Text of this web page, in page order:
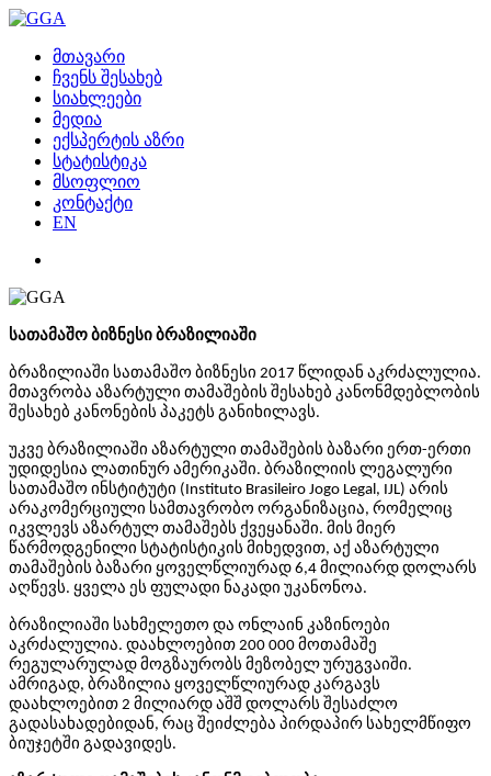
მთავარი
ჩვენს შესახებ
სიახლეები
მედია
ექსპერტის აზრი
სტატისტიკა
მსოფლიო
კონტაქტი
EN
სათამაშო ბიზნესი ბრაზილიაში
ბრაზილიაში სათამაშო ბიზნესი 2017 წლიდან აკრძალულია.
მთავრობა აზარტული თამაშების შესახებ კანონმდებლობის
შესახებ კანონების პაკეტს განიხილავს.
უკვე ბრაზილიაში აზარტული თამაშების ბაზარი ერთ-ერთი
უდიდესია ლათინურ ამერიკაში. ბრაზილიის ლეგალური
სათამაშო ინსტიტუტი (Instituto Brasileiro Jogo Legal, IJL) არის
არაკომერციული სამთავრობო ორგანიზაცია, რომელიც
იკვლევს აზარტულ თამაშებს ქვეყანაში. მის მიერ
წარმოდგენილი სტატისტიკის მიხედვით, აქ აზარტული
თამაშების ბაზარი ყოველწლიურად 6,4 მილიარდ დოლარს
აღწევს. ყველა ეს ფულადი ნაკადი უკანონოა.
ბრაზილიაში სახმელეთო და ონლაინ კაზინოები
აკრძალულია. დაახლოებით 200 000 მოთამაშე
რეგულარულად მოგზაურობს მეზობელ ურუგვაიში.
ამრიგად, ბრაზილია ყოველწლიურად კარგავს
დაახლოებით 2 მილიარდ აშშ დოლარს შესაძლო
გადასახადებიდან, რაც შეიძლება პირდაპირ სახელმწიფო
ბიუჯეტში გადავიდეს.